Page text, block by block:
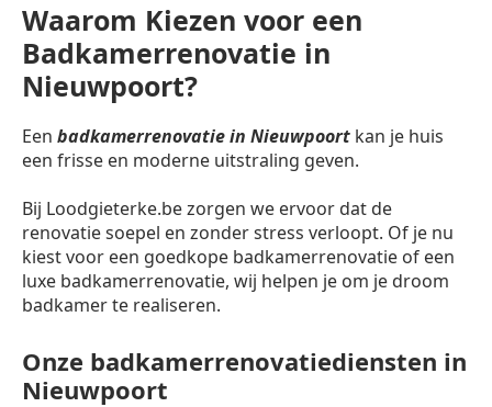
Waarom Kiezen voor een
Badkamerrenovatie in
Nieuwpoort?
Een badkamerrenovatie in Nieuwpoort kan je huis
een frisse en moderne uitstraling geven.
Bij Loodgieterke.be zorgen we ervoor dat de
renovatie soepel en zonder stress verloopt. Of je nu
kiest voor een goedkope badkamerrenovatie of een
luxe badkamerrenovatie, wij helpen je om je droom
badkamer te realiseren.
Onze badkamerrenovatiediensten in
Nieuwpoort